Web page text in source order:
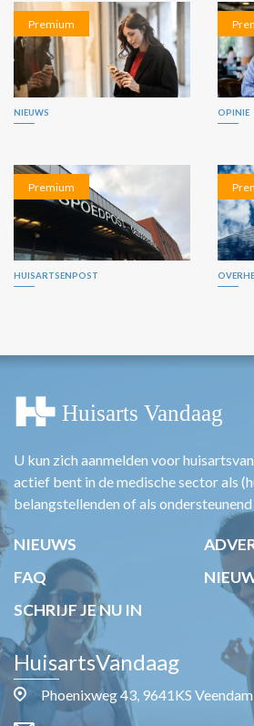
Premium
NIEUWS OPINIE
Premium
HUISARTSENPOST
U kun zich aanmelden voor
actief bent in de medische sector als
belangstellenden of als
NIEUWS
FAQ
SCHRIJF JE NU IN
HuisartsVandaag
Phoenixweg 43, 9641KS Veendam